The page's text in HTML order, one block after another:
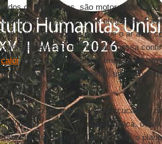
todos os mamíferos, são motores de
continuamente, como cães ofegantes.
suficientemente baixa para que o ar atue
calor da pele para que o motor possa
calorestão tornando a vida impossível
muito altas, dentro de horas, um corpo
por fora.
O autor reporta que na região açucareira
população tem doença renal crônica, o
trabalhar nos campos. Desde 1980, o